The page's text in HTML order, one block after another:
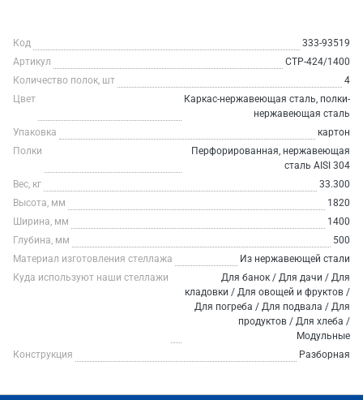
Код
333-93519
Артикул
СТР-424/1400
Количество полок, шт
4
Цвет
Каркас-нержавеющая сталь, полки-
нержавеющая сталь
Упаковка
картон
Полки
Перфорированная, нержавеющая
сталь AISI 304
Вес, кг
33.300
Высота, мм
1820
Ширина, мм
1400
Глубина, мм
500
Материал изготовления стеллажа
Из нержавеющей стали
Куда используют наши стеллажи
Для банок / Для дачи / Для
кладовки / Для овощей и фруктов /
Для погреба / Для подвала / Для
продуктов / Для хлеба /
Модульные
Конструкция
Разборная